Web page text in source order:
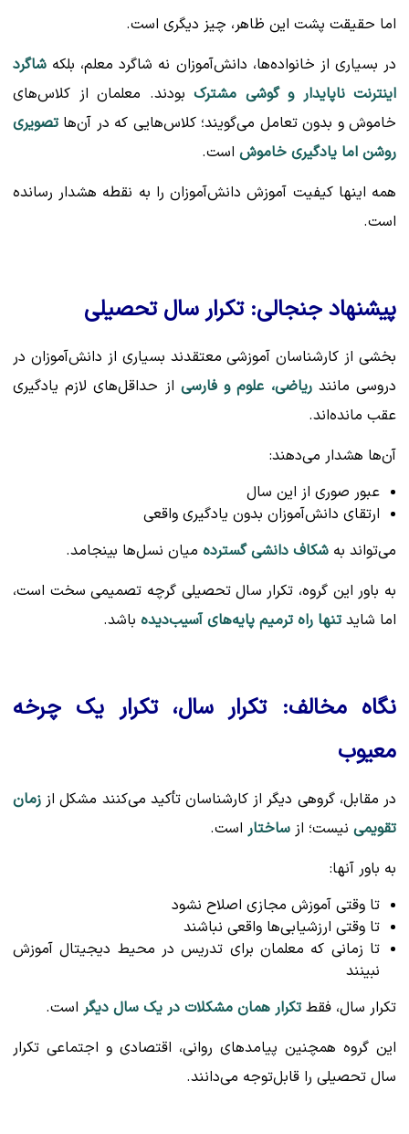
اما حقیقت پشت این ظاهر، چیز دیگری است.
در بسیاری از خانواده‌ها، دانش‌آموزان نه شاگرد معلم، بلکه شاگرد
اینترنت ناپایدار و گوشی مشترک بودند. معلمان از کلاس‌های
خاموش و بدون تعامل می‌گویند؛ کلاس‌هایی که در آن‌هاتصویری
روشن اما یادگیری خاموش است.
همه اینها کیفیت آموزش دانش‌آموزان را به نقطه هشدار رسانده
است.
پیشنهاد جنجالی: تکرار سال تحصیلی
بخشی از کارشناسان آموزشی معتقدند بسیاری از دانش‌آموزان در
دروسی مانندریاضی، علوم و فارسی از حداقل‌های لازم یادگیری
عقب مانده‌اند.
آن‌ها هشدار می‌دهند:
عبور صوری از این سال
ارتقای دانش‌آموزان بدون یادگیری واقعی
می‌تواند به شکاف دانشی گسترده میان نسل‌ها بینجامد.
به باور این گروه، تکرار سال تحصیلی گرچه تصمیمی سخت است،
اما شایدتنها راه ترمیم پایه‌های آسیب‌دیده باشد.
نگاه مخالف: تکرار سال، تکرار یک چرخه
معیوب
در مقابل، گروهی دیگر از کارشناسان تأکید می‌کنند مشکل از زمان
تقویمی نیست؛ از ساختار است.
به باور آنها:
تا وقتی آموزش مجازی اصلاح نشود
تا وقتی ارزشیابی‌ها واقعی نباشند
تا زمانی که معلمان برای تدریس در محیط دیجیتال آموزش
نبینند
تکرار سال، فقطتکرار همان مشکلات در یک سال دیگر است.
این گروه همچنین پیامدهای روانی، اقتصادی و اجتماعی تکرار
سال تحصیلی را قابل‌توجه می‌دانند.